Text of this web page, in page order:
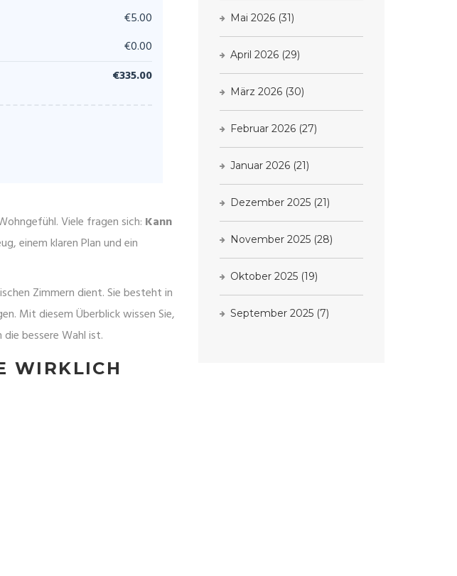
€5.00
€0.00
€335.00
Viele fragen sich: Kann
einem klaren Plan und ein
Zimmern dient. Sie besteht in
Mit diesem Überblick wissen Sie,
bessere Wahl ist.
WIRKLICH
Mai 2026 (31)
April 2026 (29)
März 2026 (30)
Februar 2026 (27)
Januar 2026 (21)
Dezember 2025 (21)
November 2025 (28)
Oktober 2025 (19)
September 2025 (7)